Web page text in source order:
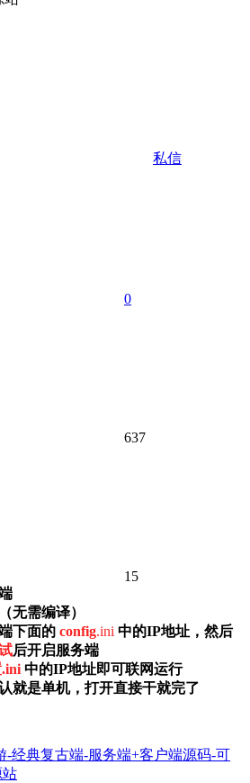
私信
0
637
15
无需编译）
下面的 config.ini 中的IP地址，然后
后开启服务端
.ini 中的IP地址即可联网运行
就是单机，打开直接干就完了